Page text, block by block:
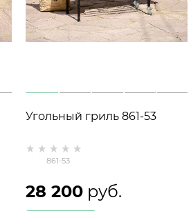
Угольный гриль 861-53
861-53
28 200 руб.